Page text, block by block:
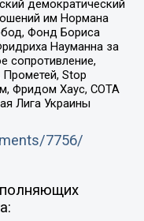
демократический
им Нормана
Фонд Бориса
Науманна за
сопротивление,
Прометей, Stop
Фридом Хаус, СОТА
Лига Украины
7756/